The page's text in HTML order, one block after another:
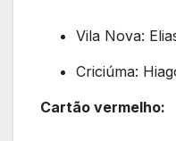
Vila Nova:
Criciúma:
Cartão vermelho: